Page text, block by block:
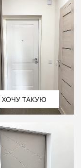
ХОЧУ ТАКУЮ